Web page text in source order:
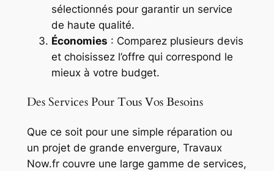
sélectionnés pour garantir un service
de haute qualité.
Économies : Comparez plusieurs devis
et choisissez l’offre qui correspond le
mieux à votre budget.
Des Services Pour Tous Vos Besoins
Que ce soit pour une simple réparation ou
un projet de grande envergure, Travaux
Now.fr couvre une large gamme de services,